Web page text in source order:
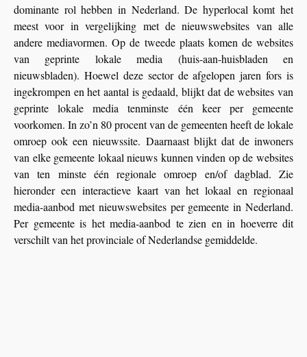
dominante rol hebben in Nederland. De hyperlocal komt het
meest voor in vergelijking met de nieuwswebsites van alle
andere mediavormen. Op de tweede plaats komen de websites
van geprinte lokale media (huis-aan-huisbladen en
nieuwsbladen). Hoewel deze sector de afgelopen jaren fors is
ingekrompen en het aantal is gedaald, blijkt dat de websites van
geprinte lokale media tenminste één keer per gemeente
voorkomen. In zo’n 80 procent van de gemeenten heeft de lokale
omroep ook een nieuwssite. Daarnaast blijkt dat de inwoners
van elke gemeente lokaal nieuws kunnen vinden op de websites
van ten minste één regionale omroep en/of dagblad. Zie
hieronder een interactieve kaart van het lokaal en regionaal
media-aanbod met nieuwswebsites per gemeente in Nederland.
Per gemeente is het media-aanbod te zien en in hoeverre dit
verschilt van het provinciale of Nederlandse gemiddelde.